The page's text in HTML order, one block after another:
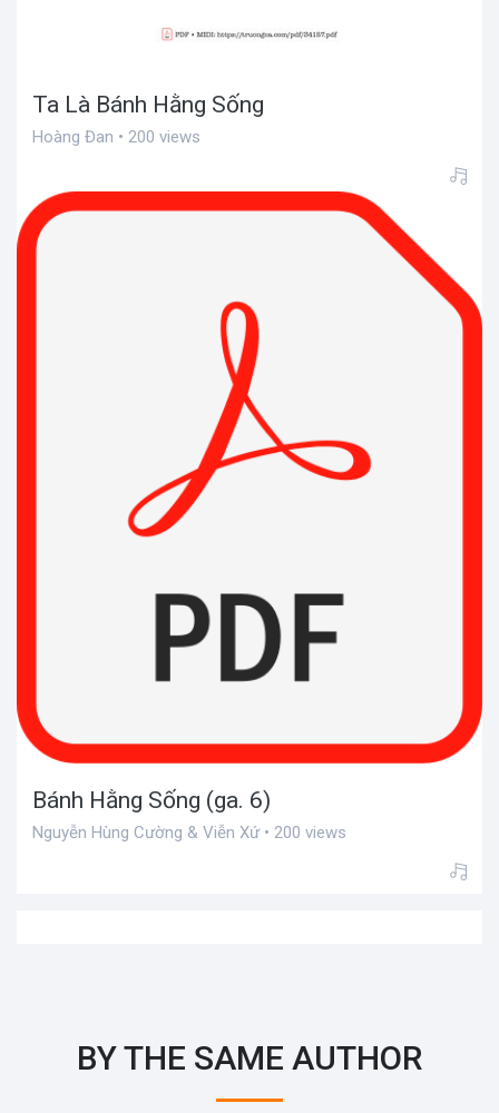
Ta Là Bánh Hằng Sống
Hoàng Đan • 200 views
Bánh Hằng Sống (ga. 6)
Nguyễn Hùng Cường & Viễn Xứ • 200 views
BY THE SAME AUTHOR